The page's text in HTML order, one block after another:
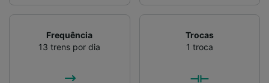
Frequência
13 trens por dia
Trocas
1 troca